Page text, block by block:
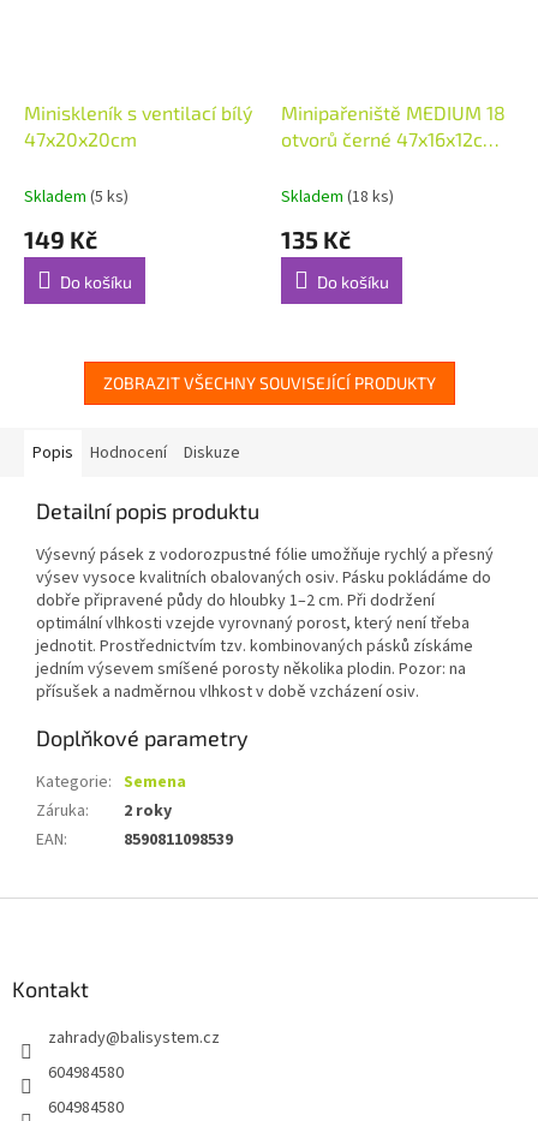
Miniskleník s ventilací bílý
47x20x20cm
Skladem (5 ks)
149 Kč
Do košíku
Minipařeniště MEDIUM 18
otvorů černé 47x16x12cm
Skladem (18 ks)
135 Kč
Do košíku
ZOBRAZIT VŠECHNY SOUVISEJÍCÍ PRODUKTY
Popis Hodnocení Diskuze
Detailní popis produktu
Výsevný pásek z vodorozpustné fólie umožňuje rychlý a přesný
výsev vysoce kvalitních obalovaných osiv. Pásku pokládáme do
dobře připravené půdy do hloubky 1–2 cm. Při dodržení
optimální vlhkosti vzejde vyrovnaný porost, který není třeba
jednotit. Prostřednictvím tzv. kombinovaných pásků získáme
jedním výsevem smíšené porosty několika plodin. Pozor: na
přísušek a nadměrnou vlhkost v době vzcházení osiv.
Doplňkové parametry
Kategorie: Semena
Záruka:
2 roky
EAN: 8590811098539
Kontakt
zahrady@balisystem.cz
604984580
604984580